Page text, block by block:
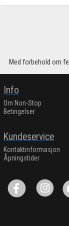
Med forbehold om
Info
Om Non-Stop
Betingelser
Kundeservice
Kontaktinformasjon
Åpningstider